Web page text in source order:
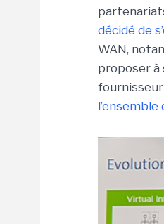
décidé de
WAN,
proposer à